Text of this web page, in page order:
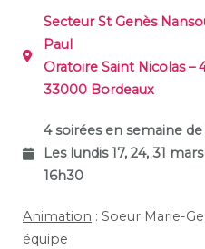
Secteur St Genès
Paul
Oratoire Saint Nicolas –
33000 Bordeaux
4 soirées en semaine
Les lundis 17, 24, 31
16h30
Animation : Soeur Marie-
équipe